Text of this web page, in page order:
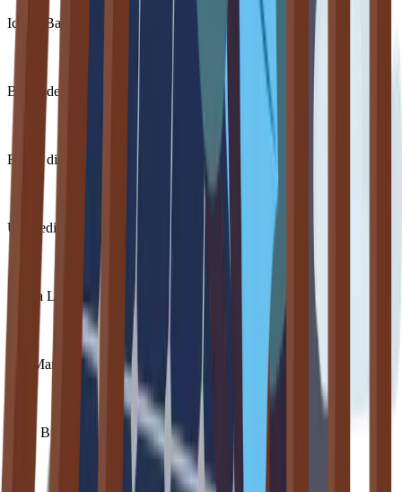
Iccrea Banca
Banca del Piemonte
Banca di Bologna
Unicredit
Banca Lazio Nord
San Marzano
BCC Binasco